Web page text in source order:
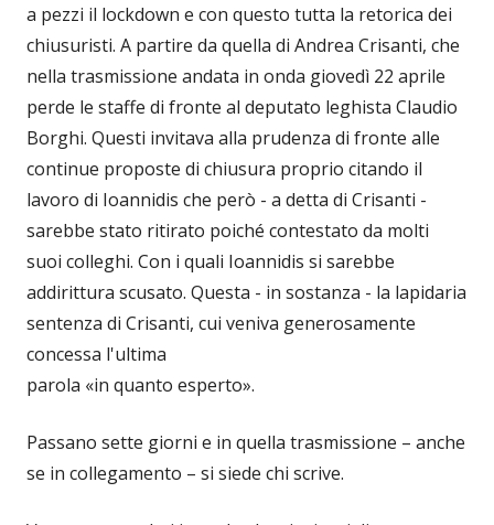
a pezzi il lockdown e con questo tutta la retorica dei
chiusuristi. A partire da quella di Andrea Crisanti, che
nella trasmissione andata in onda giovedì 22 aprile
perde le staffe di fronte al deputato leghista Claudio
Borghi. Questi invitava alla prudenza di fronte alle
continue proposte di chiusura proprio citando il
lavoro di Ioannidis che però - a detta di Crisanti -
sarebbe stato ritirato poiché contestato da molti
suoi colleghi. Con i quali Ioannidis si sarebbe
addirittura scusato. Questa - in sostanza - la lapidaria
sentenza di Crisanti, cui veniva generosamente
concessa l'ultima
parola «in quanto esperto».
Passano sette giorni e in quella trasmissione – anche
se in collegamento – si siede chi scrive.